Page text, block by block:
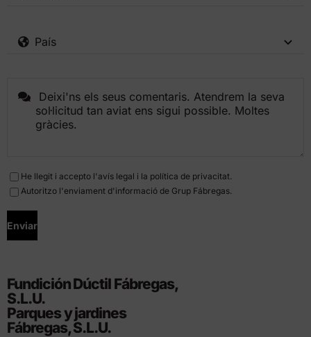
He llegit i accepto l'avís legal i la política de privacitat.
Autoritzo l'enviament d'informació de Grup Fábregas.
Enviar
Fundición Dúctil Fábregas,
S.L.U.
Parques y jardines
Fábregas, S.L.U.